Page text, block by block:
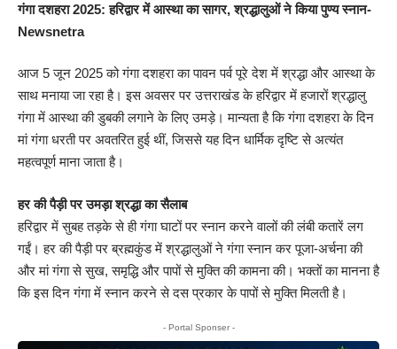
गंगा दशहरा 2025: हरिद्वार में आस्था का सागर, श्रद्धालुओं ने किया पुण्य स्नान-
Newsnetra
आज 5 जून 2025 को गंगा दशहरा का पावन पर्व पूरे देश में श्रद्धा और आस्था के
साथ मनाया जा रहा है। इस अवसर पर उत्तराखंड के हरिद्वार में हजारों श्रद्धालु
गंगा में आस्था की डुबकी लगाने के लिए उमड़े। मान्यता है कि गंगा दशहरा के दिन
मां गंगा धरती पर अवतरित हुई थीं, जिससे यह दिन धार्मिक दृष्टि से अत्यंत
महत्वपूर्ण माना जाता है।
हर की पैड़ी पर उमड़ा श्रद्धा का सैलाब
हरिद्वार में सुबह तड़के से ही गंगा घाटों पर स्नान करने वालों की लंबी कतारें लग
गईं। हर की पैड़ी पर ब्रह्मकुंड में श्रद्धालुओं ने गंगा स्नान कर पूजा-अर्चना की
और मां गंगा से सुख, समृद्धि और पापों से मुक्ति की कामना की। भक्तों का मानना है
कि इस दिन गंगा में स्नान करने से दस प्रकार के पापों से मुक्ति मिलती है।
- Portal Sponser -